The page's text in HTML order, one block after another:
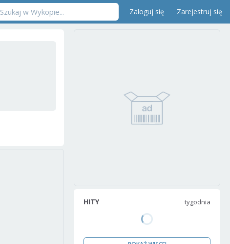
Zaloguj się Zarejestruj się
HITY tygodnia